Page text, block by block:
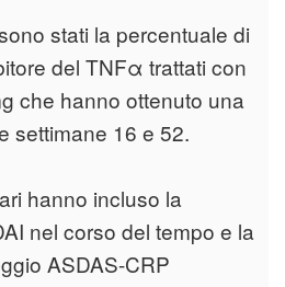
stati la percentuale di
del TNFα trattati con
che hanno ottenuto una
settimane 16 e 52.
hanno incluso la
nel corso del tempo e la
ASDAS-CRP